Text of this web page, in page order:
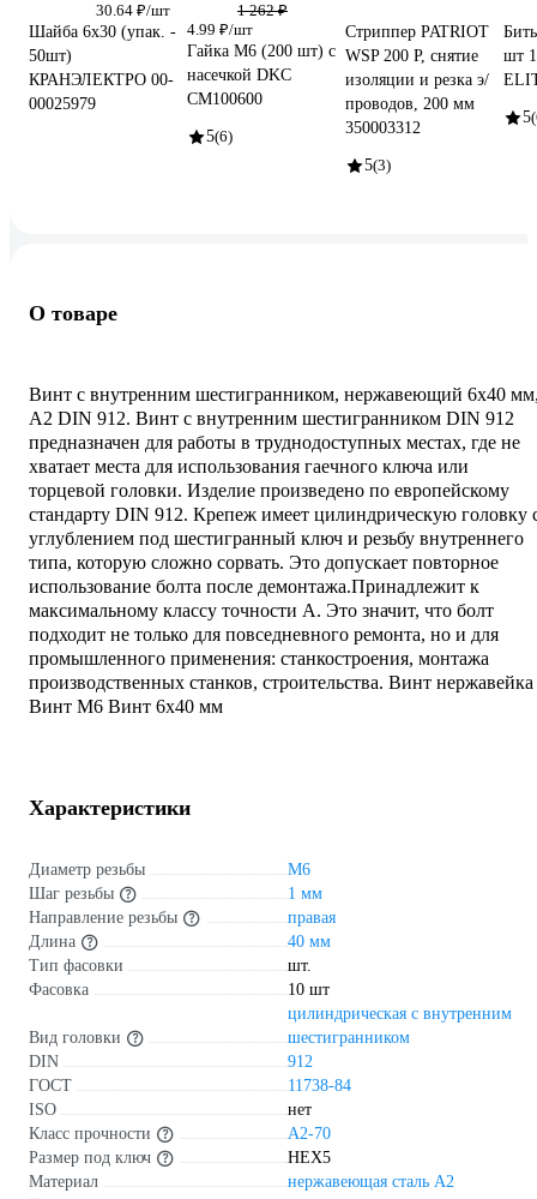
30.64 ₽/шт
Шайба 6x30 (упак. -
50шт)
КРАНЭЛЕКТРО 00-
00025979
1 262 ₽
4.99 ₽/шт
Гайка М6 (200 шт) с
насечкой DKC
CM100600
5(6)
Стриппер PATRIOT
WSP 200 P, снятие
изоляции и резка э/
проводов, 200 мм
350003312
5(3)
шт
5
О товаре
Винт с внутренним шестигранником, нержавеющий 6х40
А2 DIN 912. Винт с внутренним шестигранником DIN 912
предназначен для работы в труднодоступных местах, где не
хватает места для использования гаечного ключа или
торцевой головки. Изделие произведено по европейскому
стандарту DIN 912. Крепеж имеет цилиндрическую головку
углублением под шестигранный ключ и резьбу внутреннего
типа, которую сложно сорвать. Это допускает повторное
использование болта после демонтажа.Принадлежит к
максимальному классу точности A. Это значит, что болт
подходит не только для повседневного ремонта, но и для
промышленного применения: станкостроения, монтажа
производственных станков, строительства. Винт нержавейка
Винт М6 Винт 6х40 мм
Характеристики
Диаметр резьбы
М6
Шаг резьбы
1 мм
Направление резьбы
правая
Длина
40 мм
Тип фасовки
шт.
Фасовка
10 шт
Вид головки
цилиндрическая с внутренним
шестигранником
DIN
912
ГОСТ
11738-84
ISO
нет
Класс прочности
А2-70
Размер под ключ
HEX5
Материал
нержавеющая сталь А2